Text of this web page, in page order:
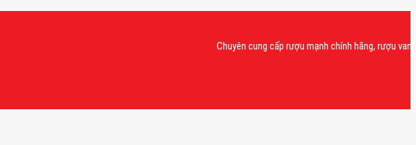
Chuyên cung cấp rượu mạnh chính hãng, rượu vang